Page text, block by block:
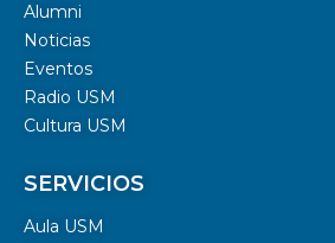
Alumni
Noticias
Eventos
Radio USM
Cultura USM
SERVICIOS
Aula USM